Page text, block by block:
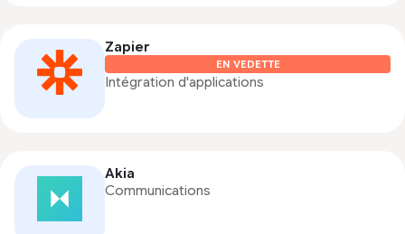
Zapier
EN VEDETTE
Intégration d'applications
Akia
Communications